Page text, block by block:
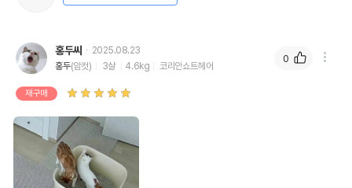
홍두씨
2025.08.23
홍두(암컷) 3살 4.6kg 코리안쇼트헤어
재구매
0